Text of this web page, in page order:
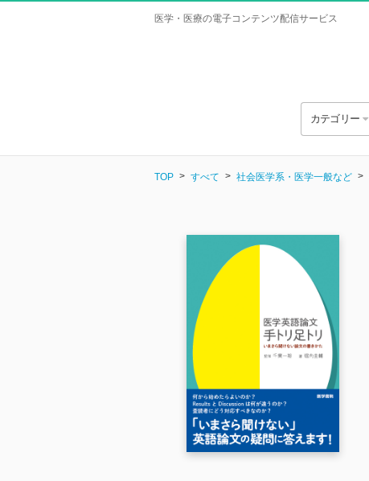
医学・医療の電子コンテンツ配信サービス
カテゴリー
TOP すべて 社会医学系・医学一般など